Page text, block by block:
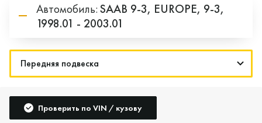
Автомобиль:SAAB 9-3, EUROPE, 9-3,
1998.01 - 2003.01
Проверить по VIN / кузову